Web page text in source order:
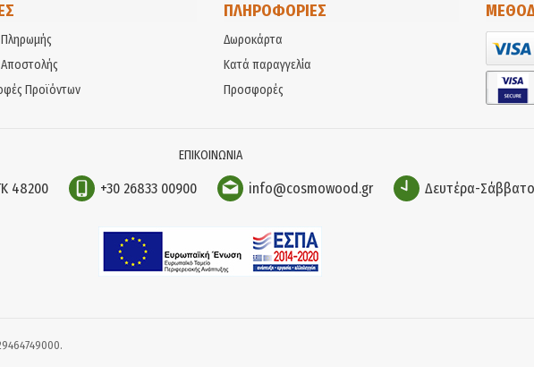
Προϊόντων
ΠΛΗΡΟΦΟΡΙΕΣ
Δωροκάρτα
Κατά παραγγελία
Προσφορές
ΕΠΙΚΟΙΝΩΝΙΑ
48200 +30 26833 00900 info@cosmowood.gr Δευτέρα-